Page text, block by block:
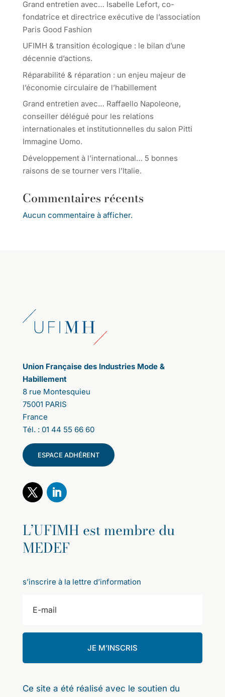
Grand entretien avec… Isabelle Lefort, co-
fondatrice et directrice exécutive de l’association
Paris Good Fashion
UFIMH & transition écologique : le bilan d’une
décennie d’actions.
Réparabilité & réparation : un enjeu majeur de
l’économie circulaire de l’habillement
Grand entretien avec… Raffaello Napoleone,
conseiller délégué pour les relations
internationales et institutionnelles du salon Pitti
Immagine Uomo.
Développement à l’international… 5 bonnes
raisons de se tourner vers l’Italie.
Commentaires récents
Aucun commentaire à afficher.
Union Française des Industries Mode &
Habillement
8 rue Montesquieu
75001 PARIS
France
Tél. : 01 44 55 66 60
ESPACE ADHÉRENT
L’UFIMH est membre du
MEDEF
s’inscrire à la lettre d’information
JE M’INSCRIS
Ce site a été réalisé avec le soutien du